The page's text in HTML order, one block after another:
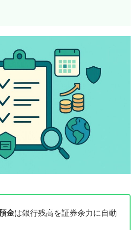
金は銀行残高を証券余力に自動